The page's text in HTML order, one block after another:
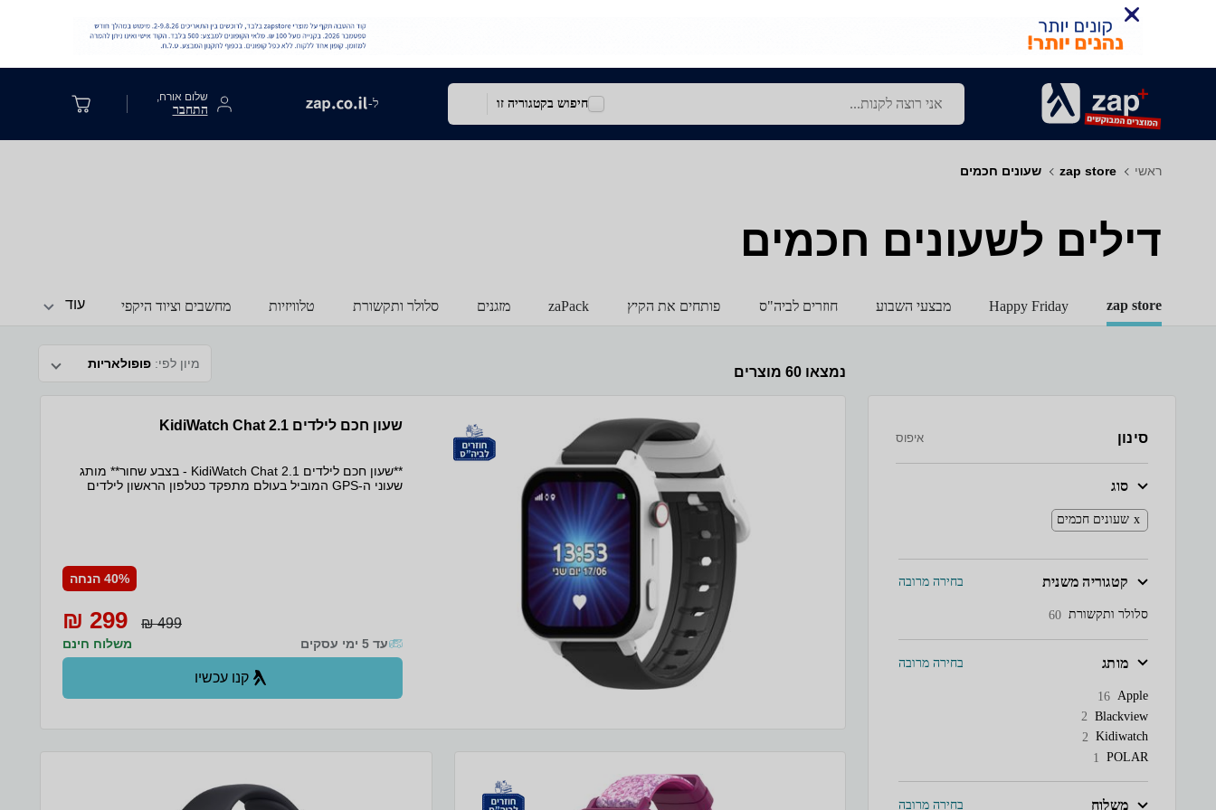
חיפוש בקטגוריה זו ל- שלום אורח,
התחבר
ראשי zap store שעונים חכמים
דילים לשעונים חכמים
zap store
Happy Friday מבצעי השבוע חוזרים לביה"ס פותחים את הקיץ zaPack מזגנים סלולר ותקשורת טלוויזיות מחשבים וציוד היקפי עוד
נמצאו 60 מוצרים
מיון לפי: פופולאריות
סינון איפוס
סוג
שעונים חכמים
קטגוריה משנית בחירה מרובה
סלולר ותקשורת 60
מותג בחירה מרובה
Apple
16
Blackview
2
Kidiwatch
2
POLAR
1
משלוח בחירה מרובה
שעון חכם לילדים KidiWatch Chat 2.1
**שעון חכם לילדים KidiWatch Chat 2.1 - בצבע שחור** מותג
שעוני ה-GPS המוביל בעולם מתפקד כטלפון הראשון לילדים
מחליט אם לאפשר או להסיר. - ההורה מחליט אם לאפשר או
לחסום. - חדש- צפיית וידאו בזמן אמת מרחוק - עיצוב חדשני עם
חינם בתוך האריזה! - סים מותאם שמגיע כבר בתוך השעון חינם!
- מצלמת וידאו וסטילס - סוללה חזקה במיוחד - שיחות קוליות
+שיחות וידאו - האזנה מרחוק בכל עת
40% הנחה
499 ₪
299 ₪
משלוח חינם עד 5 ימי עסקים
קנו עכשיו